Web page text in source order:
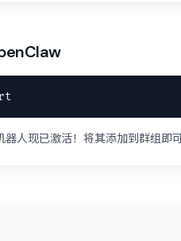
人现已激活！将其添加到群组即可